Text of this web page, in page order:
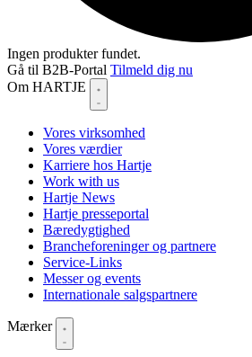
Ingen produkter fundet.
Gå til B2B-Portal Tilmeld dig nu
Om HARTJE
Vores virksomhed
Vores værdier
Karriere hos Hartje
Work with us
Hartje News
Hartje presseportal
Bæredygtighed
Brancheforeninger og partnere
Service-Links
Messer og events
Internationale salgspartnere
Mærker